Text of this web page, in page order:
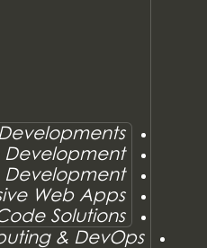
Development
Development
Web Apps
Solutions
& DevOps